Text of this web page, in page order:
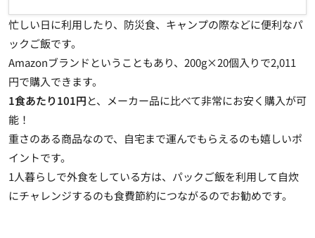
忙しい日に利用したり、防災食、キャンプの際などに便利なパ
ックご飯です。
Amazonブランドということもあり、200g×20個入りで2,011
円で購入できます。
1食あたり101円と、メーカー品に比べて非常にお安く購入が可
能！
重さのある商品なので、自宅まで運んでもらえるのも嬉しいポ
イントです。
1人暮らしで外食をしている方は、パックご飯を利用して自炊
にチャレンジするのも食費節約につながるのでお勧めです。